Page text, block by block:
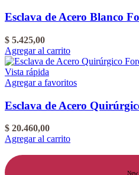
Esclava de Acero Blanco
$ 5.425,00
Agregar al carrito
Vista rápida
Agregar a favoritos
Esclava de Acero
$ 20.460,00
Agregar al carrito
New